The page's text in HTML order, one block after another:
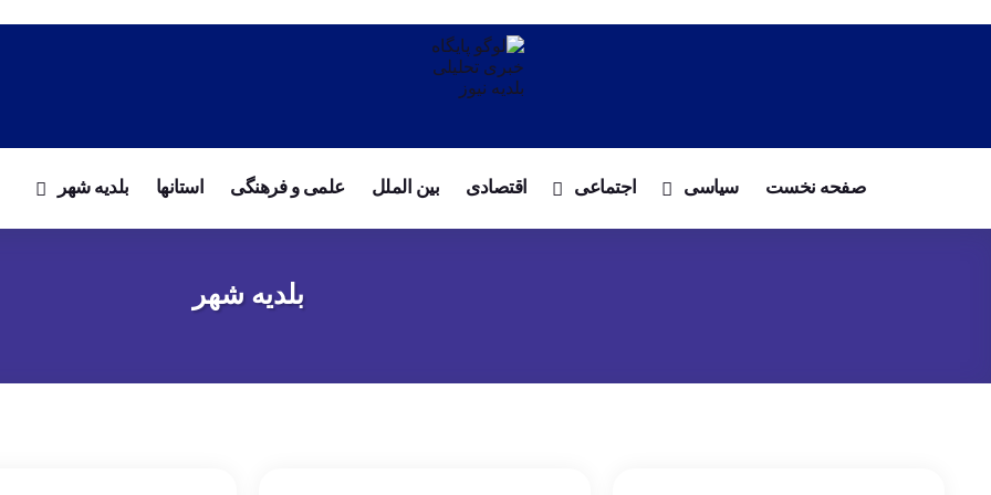
صفحه نخست سیاسی اجتماعی اقتصادی بین الملل علمی و فرهنگی استانها بلدیه شهر
بلدیه شهر